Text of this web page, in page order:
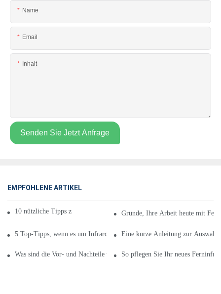
Name
Email
Inhalt
Senden Sie Jetzt Anfrage
EMPFOHLENE ARTIKEL
10 nützliche Tipps zum Infrarot-HeizkissenGründe, Ihre Arbeit heute mit
5 Top-Tipps, wenn es um Infrarot-Wärmekissen gehtEine kurze Anleitung zur Auswahl
Was sind die Vor- und Nachteile von Ferninfrarot-Wärmekissen?
So pflegen Sie Ihr neues